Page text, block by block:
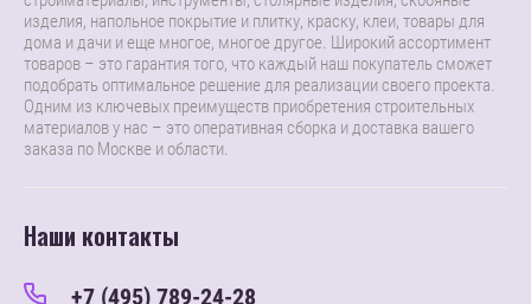
изделия, напольное покрытие и плитку, краску, клеи, товары для
дома и дачи и еще многое, многое другое. Широкий ассортимент
товаров – это гарантия того, что каждый наш покупатель сможет
подобрать оптимальное решение для реализации своего проекта.
Одним из ключевых преимуществ приобретения строительных
материалов у нас – это оперативная сборка и доставка вашего
заказа по Москве и области.
Наши контакты
+7 (495) 789-24-28